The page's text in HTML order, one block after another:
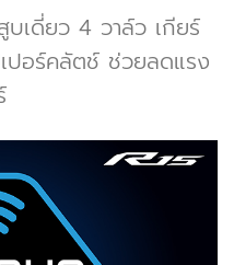
เดี่ยว 4 วาล์ว เกียร์
อร์คลัตช์ ช่วยลดแรง